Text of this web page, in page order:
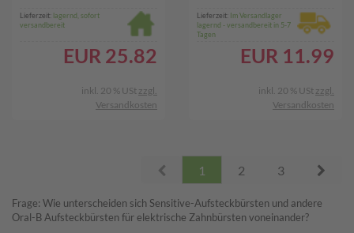
Lieferzeit: lagernd, sofort
versandbereit
EUR 25.82
inkl. 20 % USt zzgl.
Versandkosten
Lieferzeit: Im Versandlager
lagernd - versandbereit in 5-7
Tagen
EUR 11.99
inkl. 20 % USt zzgl.
Versandkosten
1 2 3
Frage: Wie unterscheiden sich Sensitive-Aufsteckbürsten und andere
Oral-B Aufsteckbürsten für elektrische Zahnbürsten voneinander?